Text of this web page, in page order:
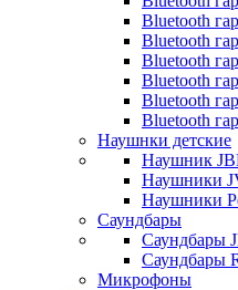
Bluetooth
Bluetooth
Bluetooth
Bluetooth
Bluetooth
Bluetooth
Наушнки детские
Наушник
Наушники
Наушники
Саундбары
Саундбары
Саундбары
Микрофоны